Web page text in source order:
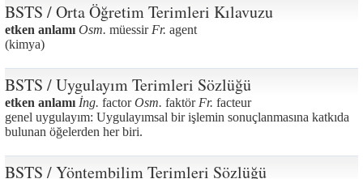
BSTS / Orta Öğretim Terimleri Kılavuzu
etken anlamı Osm. müessir Fr. agent
(kimya)
BSTS / Uygulayım Terimleri Sözlüğü
etken anlamı İng. factorOsm. faktör Fr. facteur
genel uygulayım: Uygulayımsal bir işlemin sonuçlanmasına katkıda
bulunan öğelerden her biri.
BSTS / Yöntembilim Terimleri Sözlüğü